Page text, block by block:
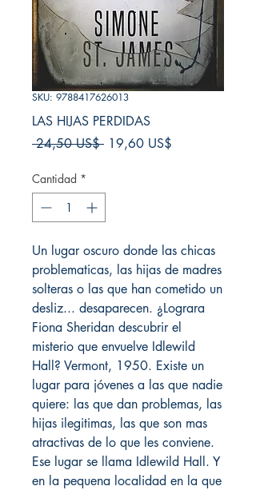
SKU: 9788417626013
LAS HIJAS PERDIDAS
24,50 US$ Precio
19,60 US$
Cantidad *
Un lugar oscuro donde las chicas
problematicas, las hijas de madres
solteras o las que han cometido un
desliz... desaparecen. ¿Lograra
Fiona Sheridan descubrir el
misterio que envuelve Idlewild
Hall? Vermont, 1950. Existe un
lugar para jóvenes a las que nadie
quiere: las que dan problemas, las
hijas ilegitimas, las que son mas
atractivas de lo que les conviene.
Ese lugar se llama Idlewild Hall. Y
en la pequena localidad en la que